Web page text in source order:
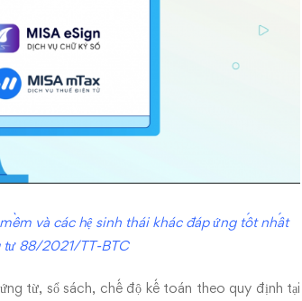
và các hệ sinh thái khác đáp ứng tốt nhất
tư 88/2021/TT-BTC
từ, sổ sách, chế độ kế toán theo quy định tại